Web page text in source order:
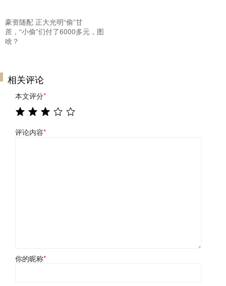
豪资随配 正大光明“偷”甘
蔗，“小偷”们付了6000多元，图
啥？
相关评论
本文评分*
评论内容*
你的昵称*